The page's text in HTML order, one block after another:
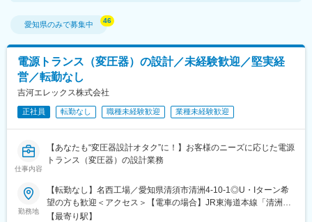
愛知県のみで募集中
電源トランス（変圧器）の設計／未経験歓迎／堅実経
営／転勤なし
吉河エレックス株式会社
正社員 転勤なし 職種未経験歓迎 業種未経験歓迎
仕事内容
【あなたも“変圧器設計オタク”に！】お客様のニーズに応じた電源
トランス（変圧器）の設計業務
勤務地
【転勤なし】名西工場／愛知県清須市清洲4-10-1◎U・Iターン希
望の方も歓迎＜アクセス＞【電車の場合】JR東海道本線「清洲
駅」より徒歩8分【車の場合】清洲ICから車で北西へ2km（約5
【最寄り駅】